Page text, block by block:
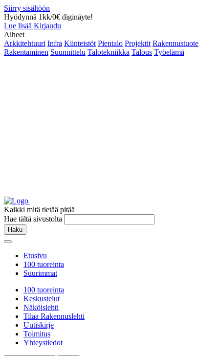
Siirry sisältöön
Hyödynnä 1kk/0€ diginäyte!
Lue lisää Kirjaudu
Aiheet
Arkkitehtuuri Infra Kiinteistöt Pientalo Projektit Rakennustuote
Rakentaminen Suunnittelu Talotekniikka Talous Työelämä
Kaikki mitä tietää pitää
Hae tältä sivustolta
Haku
Etusivu
100 tuoreinta
Suurimmat
100 tuoreinta
Keskustelut
Näköislehti
Tilaa Rakennuslehti
Uutiskirje
Toimitus
Yhteystiedot